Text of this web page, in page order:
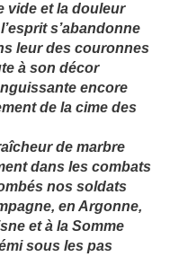
vide et la douleur
s’abandonne
leur des couronnes
à son décor
encore
de la cime des
de marbre
dans les combats
nos soldats
en Argonne,
et à la Somme
sous les pas